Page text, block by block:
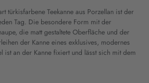
türkisfarbene Teekanne aus Porzellan ist der
Tag. Die besondere Form mit der
die matt gestaltete Oberfläche und der
der Kanne eines exklusives, modernes
ist an der Kanne fixiert und lässt sich mit dem